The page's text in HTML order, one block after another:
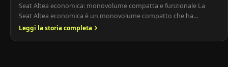
Seat Altea economica: monovolume compatta e funzionale La
Seat Altea economica è un monovolume compatto che ha
conquistato il mercato grazie alla combinazione di spazio interno,
Leggi la storia completa